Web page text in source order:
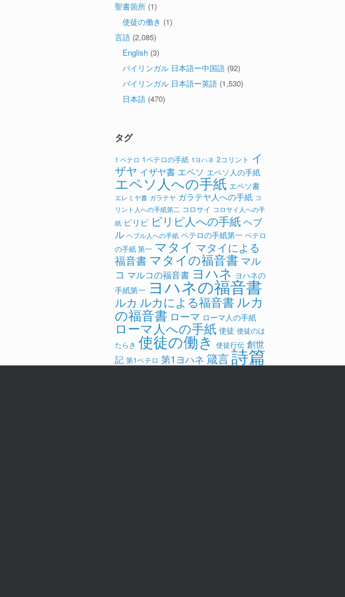
聖書箇所 (1)
使徒の働き (1)
言語 (2,085)
English (3)
バイリンガル 日本語ー中国語 (92)
バイリンガル 日本語ー英語 (1,530)
日本語 (470)
タグ
1 ペテロ 1ペテロの手紙 1ヨハネ 2コリント イ
ザヤ イザヤ書 エペソ エペソ人の手紙
エペソ人への手紙 エペソ書
エレミヤ書 ガラテヤ ガラテヤ人への手紙 コ
リント人への手紙第二 コロサイ コロサイ人への手
紙 ピリピ ピリピ人への手紙ヘブ
ル ヘブル人への手紙 ペテロの手紙第一 ペテロ
の手紙 第一 マタイ マタイによる
福音書 マタイの福音書 マル
コ マルコの福音書 ヨハネ ヨハネの
手紙第一 ヨハネの福音書
ルカ ルカによる福音書ルカ
の福音書 ローマ ローマ人の手紙
ローマ人への手紙 使徒 使徒のは
たらき 使徒の働き 使徒行伝 創世
記 第1ペテロ 第1ヨハネ 箴言詩篇